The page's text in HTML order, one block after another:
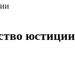
юстиции